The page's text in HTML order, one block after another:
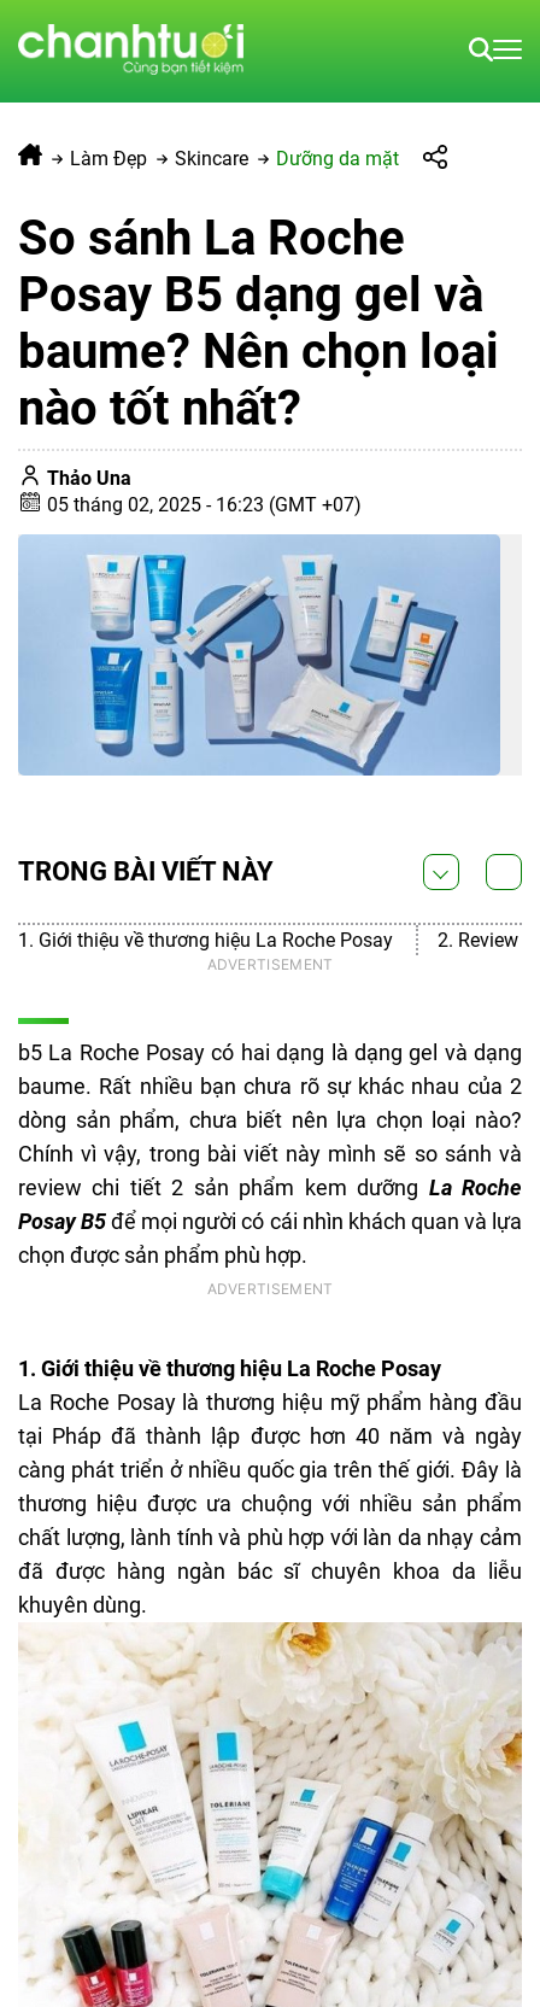
Làm Đẹp Skincare Dưỡng da mặt
So sánh La Roche
Posay B5 dạng gel và
baume? Nên chọn loại
nào tốt nhất?
Thảo Una
05 tháng 02, 2025 - 16:23 (GMT +07)
b5 La Roche Posay có hai dạng là dạng gel và dạng
baume. Rất nhiều bạn chưa rõ sự khác nhau của 2
dòng sản phẩm, chưa biết nên lựa chọn loại nào?
Chính vì vậy, trong bài viết này mình sẽ so sánh và
review chi tiết 2 sản phẩm kem dưỡng La Roche
Posay B5để mọi người có cái nhìn khách quan và lựa
chọn được sản phẩm phù hợp.
1. Giới thiệu về thương hiệu La Roche Posay
La Roche Posay là thương hiệu mỹ phẩm hàng đầu
tại Pháp đã thành lập được hơn 40 năm và ngày
càng phát triển ở nhiều quốc gia trên thế giới. Đây là
thương hiệu được ưa chuộng với nhiều sản phẩm
chất lượng, lành tính và phù hợp với làn da nhạy cảm
đã được hàng ngàn bác sĩ chuyên khoa da liễu
khuyên dùng.
TRONG BÀI VIẾT NÀY
1. Giới thiệu về thương hiệu La Roche Posay 2. Review